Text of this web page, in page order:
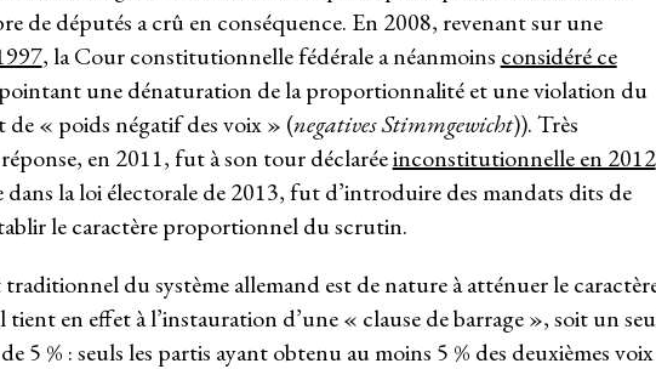
de députés a crû en conséquence. En 2008, revenant sur une
, la Cour constitutionnelle fédérale a néanmoins considéré ce
une dénaturation de la proportionnalité et une violation du
de « poids négatif des voix » (negatives Stimmgewicht)). Très
en 2011, fut à son tour déclaréeinconstitutionnelle en 2012
dans la loi électorale de 2013, fut d’introduire des mandats dits de
le caractère proportionnel du scrutin.
du système allemand est de nature à atténuer le
en effet à l’instauration d’une « clause de barrage », soit un
5 % : seuls les partis ayant obtenu au moins 5 % des deuxièmes voix